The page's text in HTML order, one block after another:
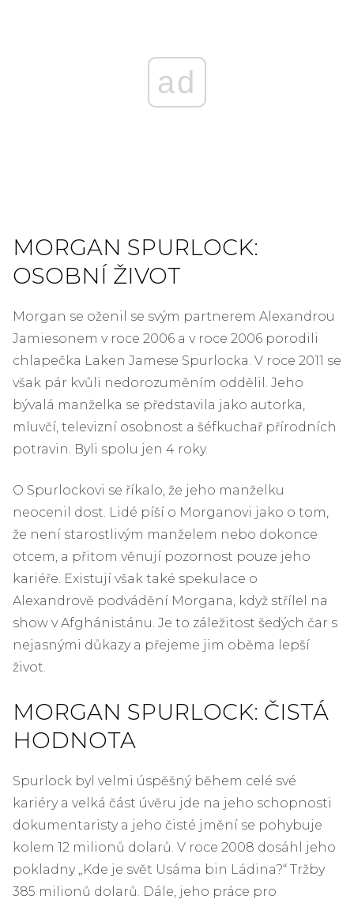
ad
MORGAN SPURLOCK:
OSOBNÍ ŽIVOT
Morgan se oženil se svým partnerem Alexandrou
Jamiesonem v roce 2006 a v roce 2006 porodili
chlapečka Laken Jamese Spurlocka. V roce 2011 se
však pár kvůli nedorozuměním oddělil. Jeho
bývalá manželka se představila jako autorka,
mluvčí, televizní osobnost a šéfkuchař přírodních
potravin. Byli spolu jen 4 roky.
O Spurlockovi se říkalo, že jeho manželku
neocenil dost. Lidé píší o Morganovi jako o tom,
že není starostlivým manželem nebo dokonce
otcem, a přitom věnují pozornost pouze jeho
kariéře. Existují však také spekulace o
Alexandrově podvádění Morgana, když střílel na
show v Afghánistánu. Je to záležitost šedých čar s
nejasnými důkazy a přejeme jim oběma lepší
život.
MORGAN SPURLOCK: ČISTÁ
HODNOTA
Spurlock byl velmi úspěšný během celé své
kariéry a velká část úvěru jde na jeho schopnosti
dokumentaristy a jeho čisté jmění se pohybuje
kolem 12 milionů dolarů. V roce 2008 dosáhl jeho
pokladny „Kde je svět Usáma bin Ládina?“ Tržby
385 milionů dolarů. Dále, jeho práce pro